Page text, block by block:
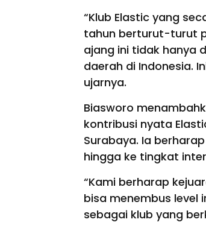
“Klub Elastic yang
tahun berturut-turut
ajang ini tidak hanya
daerah di Indonesia.
ujarnya.
Biasworo
kontribusi nyata
Surabaya. Ia
hingga ke tingkat
“Kami berharap
bisa menembus level
sebagai klub yang